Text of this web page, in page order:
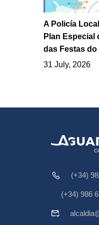
A Policía
Plan Especial
das Festas do
31 July, 2026
(+34)
(+34) 986